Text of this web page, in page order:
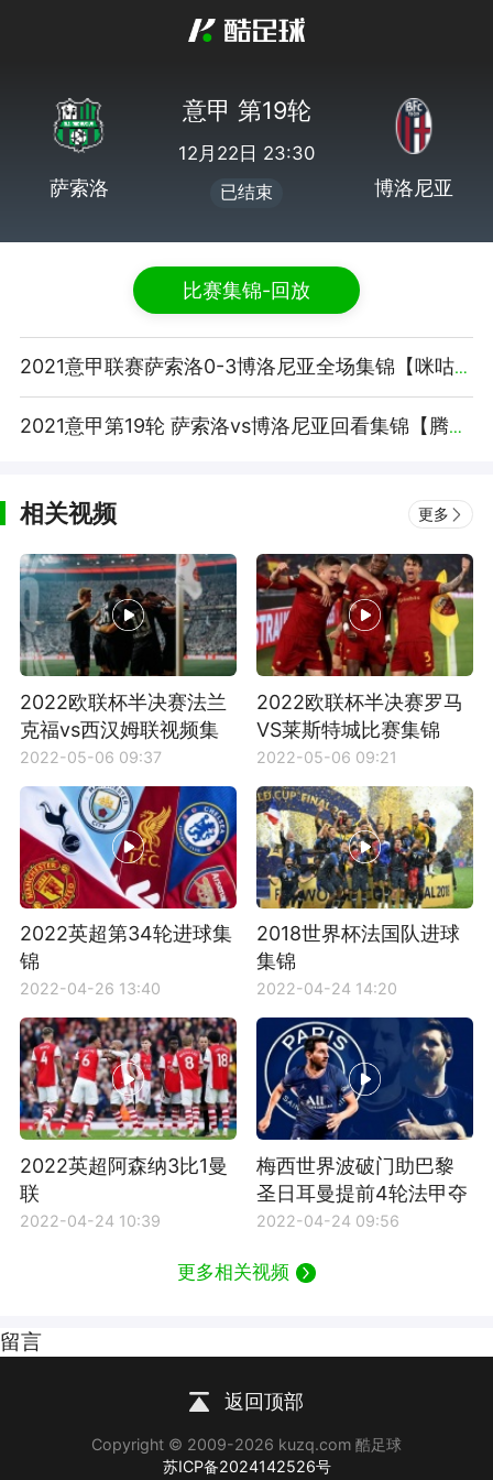
萨索洛
意甲 第19轮
12月22日 23:30
已结束 博洛尼亚
比赛集锦-回放
2021意甲联赛萨索洛0-3博洛尼亚全场集锦【咪咕视频】
2021意甲第19轮 萨索洛vs博洛尼亚回看集锦【腾讯视频】
相关视频 更多
2022欧联杯半决赛法兰
克福vs西汉姆联视频集
锦
2022-05-06 09:37
2022欧联杯半决赛罗马
VS莱斯特城比赛集锦
2022-05-06 09:21
2022英超第34轮进球集
锦
2022-04-26 13:40
2018世界杯法国队进球
集锦
2022-04-24 14:20
2022英超阿森纳3比1曼
联
2022-04-24 10:39
梅西世界波破门助巴黎
圣日耳曼提前4轮法甲夺
冠
2022-04-24 09:56
更多相关视频
留言
返回顶部
Copyright © 2009-2026 kuzq.com 酷足球
苏ICP备2024142526号